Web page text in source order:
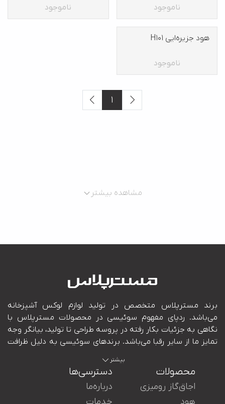
ناموجود ناموجود
هود جزیره‌ایی H101
ناموجود
1
مشاهده بیشتر
بیشتر
محصولات
اجاق‌گاز رومیزی
دسترسی‌ها
درباره‌ما